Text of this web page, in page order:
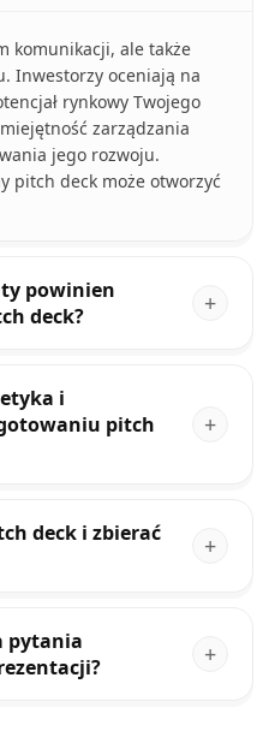
komunikacji, ale także
Inwestorzy oceniają na
rynkowy Twojego
zarządzania
jego rozwoju.
pitch deck może otworzyć
powinien
deck?
i
pitch
deck i zbierać
pytania